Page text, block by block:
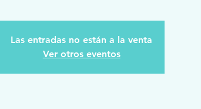
Las entradas no están a la venta
Ver otros eventos